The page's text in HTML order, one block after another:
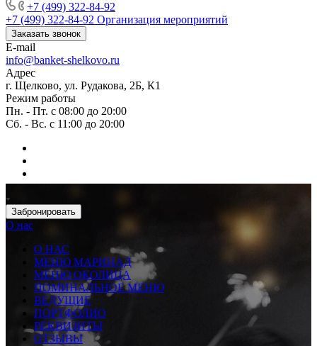
+7 (499) 322-84-92
+7 (499) 322-84-92 Организация мероприятий
Заказать звонок
E-mail
info@banket-shelkovo.ru
Адрес
г. Щелково, ул. Рудакова, 2Б, К1
Режим работы
Пн. - Пт. с 08:00 до 20:00
Сб. - Вс. с 11:00 до 20:00
Забронировать
О нас
О НАС
МЕНЮ МАРИНАД
МЕНЮ ОКОЛИЦА
ПОМИНАЛЬНОЕ МЕНЮ
ВЕДУЩИЕ
ПОРТФОЛИО
РЕКВИЗИТЫ
ОТЗЫВЫ